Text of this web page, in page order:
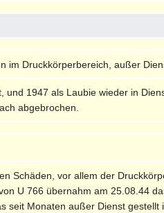
im Druckkörperbereich, außer
1947 als Laubie wieder in
abgebrochen.
Schäden, vor allem der
U 766 übernahm am 25.08.44
seit Monaten außer Dienst